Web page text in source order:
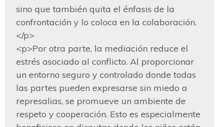
sino que también quita el énfasis de la
confrontación y lo coloca en la colaboración.
</p>
<p>Por otra parte, la mediación reduce el
estrés asociado al conflicto. Al proporcionar
un entorno seguro y controlado donde todas
las partes pueden expresarse sin miedo a
represalias, se promueve un ambiente de
respeto y cooperación. Esto es especialmente